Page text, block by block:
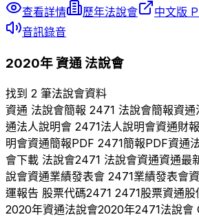
查看詳情
歷年法說會 中文版
音訊錄音
2020年資通法說會
找到 2 筆法說會資料
資通 法說會簡報 2471 法說會簡報資通
通法人說明會 2471法人說明會資通財
明會資通簡報PDF 2471簡報PDF資通
會下載 法說會2471 法說會資通資通最
說會資通業績發表會 2471業績發表會
運報告 股票代碼2471 2471股票資通股
2020年資通法說會2020年2471法說會